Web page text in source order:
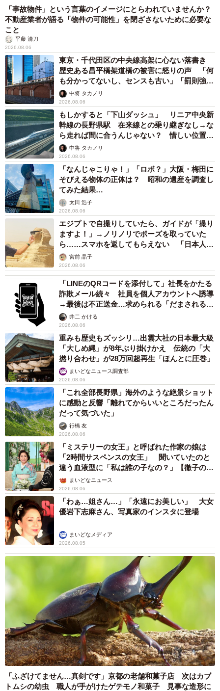
「事故物件」という言葉のイメージにとらわれていませんか？
不動産業者が語る「物件の可能性」を閉ざさないために必要な
こと
平藤 清刀
2026.08.06
東京・千代田区の中央線高架に心ない落書き
歴史ある昌平橋架道橋の被害に怒りの声 「何
も分かってないし、センスも古い」「罰則強化
して」中将 タカノリ
2026.08.06
もしかすると「下山ダッシュ」 リニア中央新
幹線の長野県駅 在来線との乗り継ぎなし→な
ら走れば間に合うんじゃない？ 惜しい位置関
係が反響
中将 タカノリ
2026.08.06
「なんじゃこりゃ！」「ロボ？」大阪・梅田に
そびえる物体の正体は？ 昭和の遺産を調査し
てみた結果…
太田 浩子
2026.08.06
エジプトで自撮りしていたら、ガイドが「撮り
ますよ！」→ノリノリでポーズを取っていた
ら……スマホを返してもらえない 「日本人は
カモ代表かも」「私は6時間で3万円払った」
宮前 晶子
2026.08.06
「LINEのQRコードを添付して」社長をかたる
詐欺メール続々 社員を個人アカウントへ誘導
→最後は不正送金…求められる「だまされる前
提」の対策
井二 かける
2026.08.06
重みも歴史もズッシリ…出雲大社の日本最大級
「大しめ縄」が8年ぶり掛けかえ 伝統の「大
撚り合わせ」が28万回超再生「ほんとに圧巻」
まいどなニュース調査部
2026.08.06
「これ全部長野県」海外のような絶景ショット
に感動と反響「離れてからいいところだったん
だって気づいた」
行橋 友
2026.08.06
「ミステリーの女王」と呼ばれた作家の娘は
「2時間サスペンスの女王」 聞いていたのと
違う血液型に「私は誰の子なの？」【徹子の部
屋】まいどなニュース
2026.08.06
「わぁ…姐さん…」「永遠にお美しい」 大女
優岩下志麻さん、写真家のインスタに登場
まいどなメディア
2026.08.05
「ふざけてません…真剣です」京都の老舗和菓子店 次はカブ
トムシの幼虫 職人が手がけたゲテモノ和菓子 見事な造形に